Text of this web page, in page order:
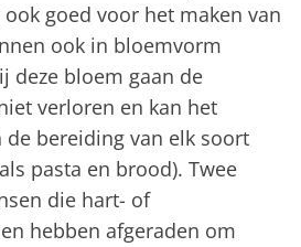
goed voor het maken van
ook in bloemvorm
deze bloem gaan de
verloren en kan het
bereiding van elk soort
pasta en brood). Twee
die hart- of
hebben afgeraden om